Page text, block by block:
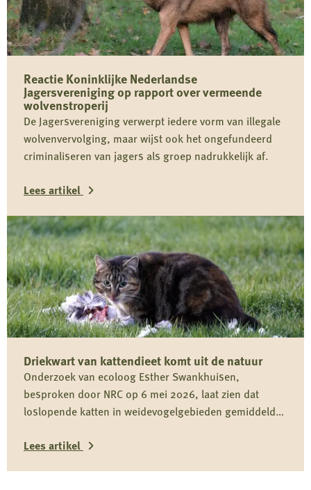
Reactie Koninklijke Nederlandse
Jagersvereniging op rapport over vermeende
wolvenstroperij
De Jagersvereniging verwerpt iedere vorm van illegale
wolvenvervolging, maar wijst ook het ongefundeerd
criminaliseren van jagers als groep nadrukkelijk af.
Lees artikel
Lees
meer
over
Reactie
Koninklijke
Nederlandse
Jagersvereniging
rapport
over
vermeende
wolvenstroperij
Driekwart van kattendieet komt uit de natuur
Onderzoek van ecoloog Esther Swankhuisen,
besproken door NRC op 6 mei 2026, laat zien dat
loslopende katten in weidevogelgebieden gemiddeld
onderdeel zijn van het predatiedebat. Voor kwetsbare
Lees artikel